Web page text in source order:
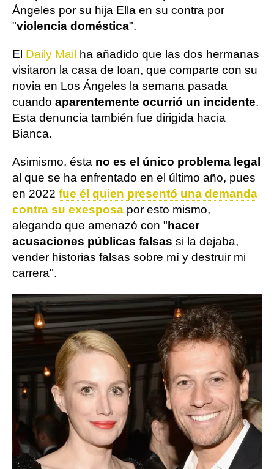
Ángeles por su hija Ella en su contra por
"violencia doméstica".
El Daily Mail
ha añadido que las dos hermanas
visitaron la casa de Ioan, que comparte con su
novia en Los Ángeles la semana pasada
cuando aparentemente ocurrió un incidente.
Esta denuncia también fue dirigida hacia
Bianca.
Asimismo, ésta no es el único problema legal
al que se ha enfrentado en el último año, pues
en 2022 fue él quien presentó una demanda
contra su exesposa por esto mismo,
alegando que amenazó con "hacer
acusaciones públicas falsas si la dejaba,
vender historias falsas sobre mí y destruir mi
carrera".